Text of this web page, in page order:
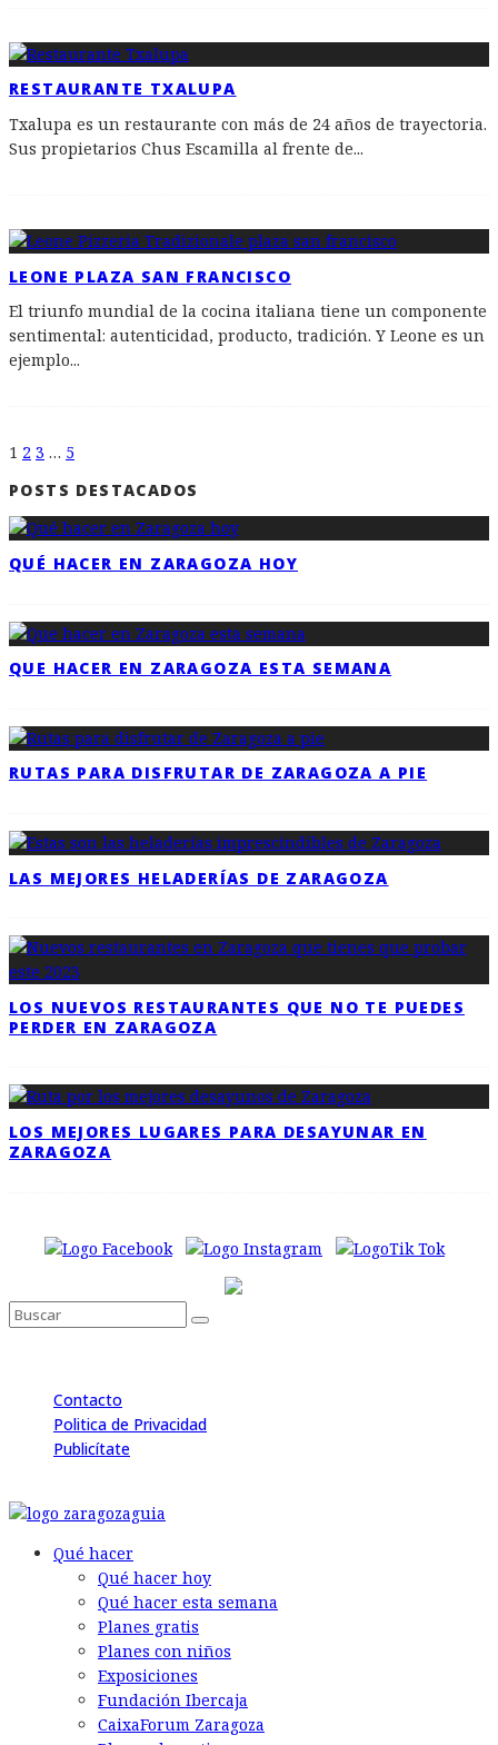
RESTAURANTE TXALUPA
Txalupa es un restaurante con más de 24 años de trayectoria.
Sus propietarios Chus Escamilla al frente de...
LEONE PLAZA SAN FRANCISCO
El triunfo mundial de la cocina italiana tiene un componente
sentimental: autenticidad, producto, tradición. Y Leone es un
ejemplo...
1 2 3 … 5
POSTS DESTACADOS
QUÉ HACER EN ZARAGOZA HOY
QUE HACER EN ZARAGOZA ESTA SEMANA
RUTAS PARA DISFRUTAR DE ZARAGOZA A PIE
LAS MEJORES HELADERÍAS DE ZARAGOZA
LOS NUEVOS RESTAURANTES QUE NO TE PUEDES
PERDER EN ZARAGOZA
LOS MEJORES LUGARES PARA DESAYUNAR EN
ZARAGOZA
Contacto
Politica de Privacidad
Publicítate
Qué hacer
Qué hacer hoy
Qué hacer esta semana
Planes gratis
Planes con niños
Exposiciones
Fundación Ibercaja
CaixaForum Zaragoza